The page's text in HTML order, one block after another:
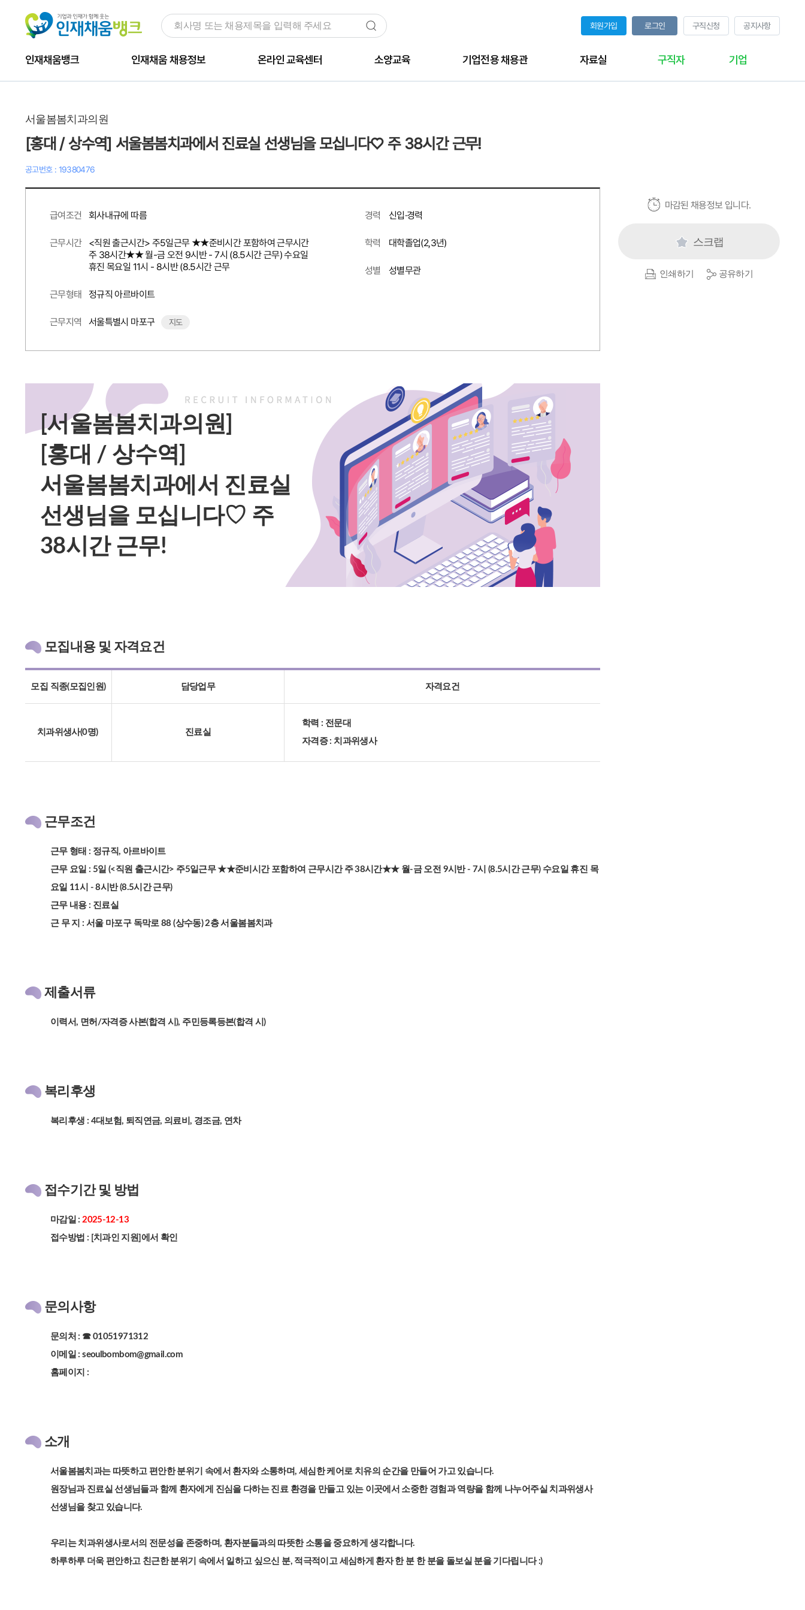
회원가입 로그인 구직신청 공지사항
인재채움뱅크 인재채움 채용정보 온라인 교육센터 소양교육 기업전용 채용관 자료실 구직자 기업
서울봄봄치과의원
[홍대 / 상수역] 서울봄봄치과에서 진료실 선생님을 모십니다♡ 주 38시간 근무!
공고번호 : 19380476
급여조건 회사내규에 따름
근무시간
<직원 출근시간> 주5일근무 ★★준비시간 포함하여 근무시간
주 38시간★★ 월-금 오전 9시반 - 7시 (8.5시간 근무) 수요일
휴진 목요일 11시 - 8시반 (8.5시간 근무
근무형태 정규직 아르바이트
근무지역 서울특별시 마포구 지도
경력 신입·경력
학력 대학졸업(2,3년)
성별 성별무관
마감된 채용정보 입니다.
스크랩
인쇄하기 공유하기
[서울봄봄치과의원]
[홍대 / 상수역]
서울봄봄치과에서 진료실
선생님을 모십니다♡ 주
38시간 근무!
모집내용 및 자격요건
모집 직종(모집인원) 담당업무 자격요건
치과위생사(0명) 진료실
학력 : 전문대
자격증 : 치과위생사
근무조건
근무 형태 : 정규직, 아르바이트
근무 요일 : 5일 (<직원 출근시간> 주5일근무 ★★준비시간 포함하여 근무시간 주 38시간★★ 월-금 오전 9시반 - 7시 (8.5시간 근무) 수요일 휴진 목
요일 11시 - 8시반 (8.5시간 근무)
근무 내용 : 진료실
근 무 지 : 서울 마포구 독막로 88 (상수동) 2층 서울봄봄치과
제출서류
이력서, 면허/자격증 사본(합격 시), 주민등록등본(합격 시)
복리후생
복리후생 : 4대보험, 퇴직연금, 의료비, 경조금, 연차
접수기간 및 방법
마감일 :2025-12-13
접수방법 : [치과인 지원]에서 확인
문의사항
문의처 : ☎ 01051971312
이메일 : seoulbombom@gmail.com
홈페이지 :
소개
서울봄봄치과는 따뜻하고 편안한 분위기 속에서 환자와 소통하며, 세심한 케어로 치유의 순간을 만들어 가고 있습니다.
원장님과 진료실 선생님들과 함께 환자에게 진심을 다하는 진료 환경을 만들고 있는 이곳에서 소중한 경험과 역량을 함께 나누어주실 치과위생사
선생님을 찾고 있습니다.
우리는 치과위생사로서의 전문성을 존중하며, 환자분들과의 따뜻한 소통을 중요하게 생각합니다.
하루하루 더욱 편안하고 친근한 분위기 속에서 일하고 싶으신 분, 적극적이고 세심하게 환자 한 분 한 분을 돌보실 분을 기다립니다 :)